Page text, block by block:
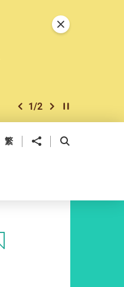
上一个
1/2 下一个开始/暂停幻灯
关闭特別通告
繁 分享到 开启搜寻框